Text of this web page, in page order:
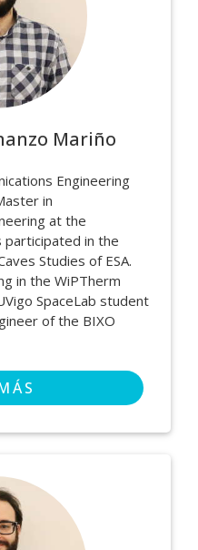
Mariño
Engineering
in
at the
participated in the
Studies of ESA.
in the WiPTherm
SpaceLab student
of the BIXO